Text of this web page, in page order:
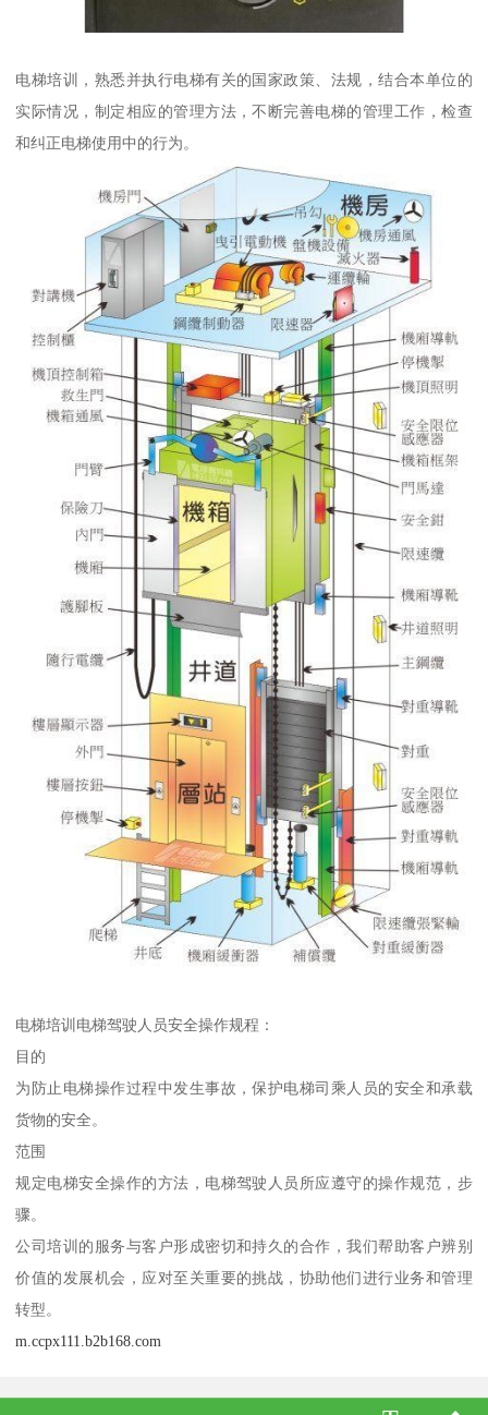
电梯培训，熟悉并执行电梯有关的国家政策、法规，结合本单位的
实际情况，制定相应的管理方法，不断完善电梯的管理工作，检查
和纠正电梯使用中的行为。
电梯培训电梯驾驶人员安全操作规程：
目的
为防止电梯操作过程中发生事故，保护电梯司乘人员的安全和承载
货物的安全。
范围
规定电梯安全操作的方法，电梯驾驶人员所应遵守的操作规范，步
骤。
公司培训的服务与客户形成密切和持久的合作，我们帮助客户辨别
价值的发展机会，应对至关重要的挑战，协助他们进行业务和管理
转型。
m.ccpx111.b2b168.com